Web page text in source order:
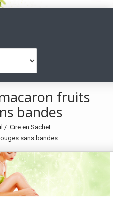
fruits
bandes
Cire en Sachet
sans bandes